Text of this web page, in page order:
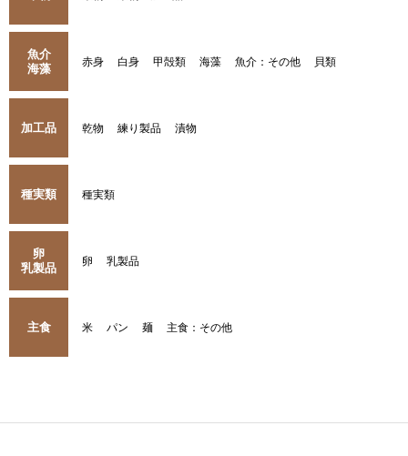
魚介
海藻
赤身 白身 甲殻類 海藻 魚介：その他 貝類
加工品 乾物 練り製品 漬物
種実類 種実類
卵
乳製品
卵 乳製品
主食 米 パン 麺 主食：その他